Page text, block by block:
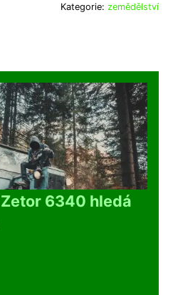
Kategorie: zemědělství
6340 hledá